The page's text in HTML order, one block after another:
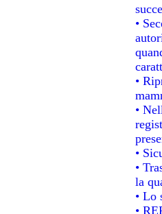
•
•
•
•
•
la
• Lo
•